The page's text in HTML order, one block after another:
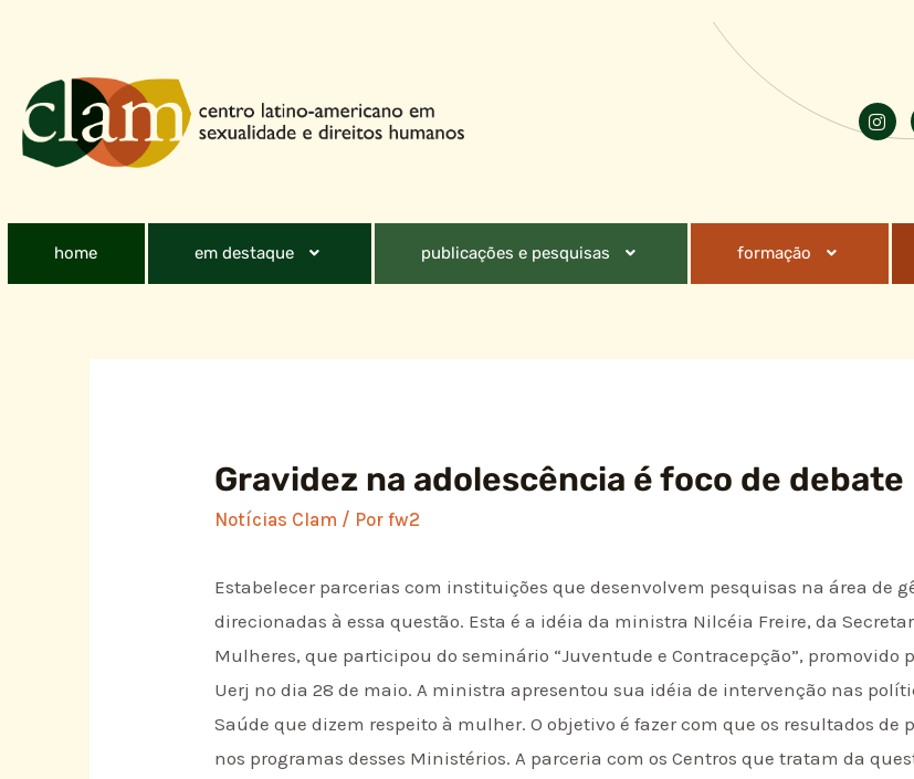
home em destaque publicações e pesquisas formação
Gravidez na adolescência é foco de debate
Notícias Clam / Porfw2
Estabelecer parcerias com instituições que desenvolvem pesquisas na área de
direcionadas à essa questão. Esta é a idéia da ministra Nilcéia Freire, da
Mulheres, que participou do seminário “Juventude e Contracepção”, promovido
Uerj no dia 28 de maio. A ministra apresentou sua idéia de intervenção nas
Saúde que dizem respeito à mulher. O objetivo é fazer com que os resultados de
nos programas desses Ministérios. A parceria com os Centros que tratam da